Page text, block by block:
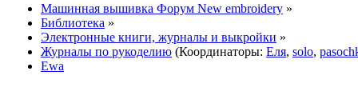
Машинная вышивка Форум New embroidery »
Библиотека »
Электронные книги, журналы и выкройки »
Журналы по рукоделию (Координаторы: Еля, solo,
Ewa